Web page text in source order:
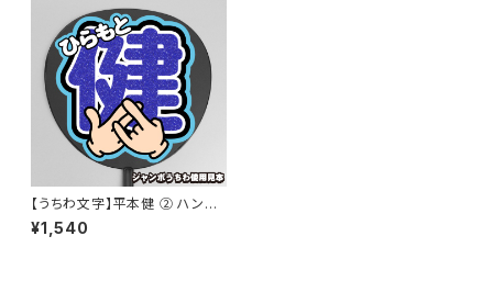
【うちわ文字】平本健 ② ハンド
サインポーズ 即納 【DXTEEN】
¥1,540